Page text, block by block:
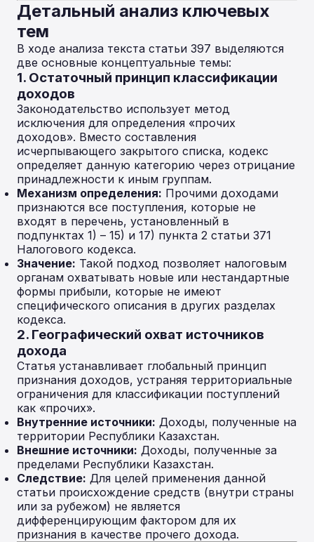
Детальный анализ ключевых
тем
В ходе анализа текста статьи 397 выделяются
две основные концептуальные темы:
1. Остаточный принцип классификации
доходов
Законодательство использует метод
исключения для определения «прочих
доходов». Вместо составления
исчерпывающего закрытого списка, кодекс
определяет данную категорию через отрицание
принадлежности к иным группам.
Механизм определения: Прочими доходами
признаются все поступления, которые не
входят в перечень, установленный в
подпунктах 1) – 15) и 17) пункта 2 статьи 371
Налогового кодекса.
Значение: Такой подход позволяет налоговым
органам охватывать новые или нестандартные
формы прибыли, которые не имеют
специфического описания в других разделах
кодекса.
2. Географический охват источников
дохода
Статья устанавливает глобальный принцип
признания доходов, устраняя территориальные
ограничения для классификации поступлений
как «прочих».
Внутренние источники: Доходы, полученные на
территории Республики Казахстан.
Внешние источники: Доходы, полученные за
пределами Республики Казахстан.
Следствие: Для целей применения данной
статьи происхождение средств (внутри страны
или за рубежом) не является
дифференцирующим фактором для их
признания в качестве прочего дохода.